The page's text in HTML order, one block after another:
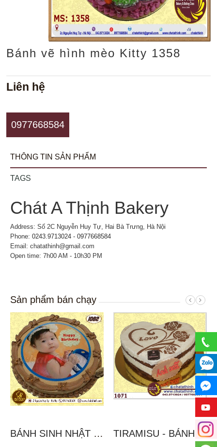
Bánh vẽ hình mèo Kitty 1358
Liên hệ
0977668584
THÔNG TIN SẢN PHẨM
TAGS
Chát A Thịnh Bakery
Address: Số 2C Nguyễn Huy Tự, Hai Bà Trưng, Hà Nội
Phone:0243.9713024 - 0977668584
Email: chatathinh@gmail.com
Open time: 7h00 AM - 10h30 PM
Sản phẩm bán chạy
BÁNH SINH NHẬT IN... TIRAMISU - BÁNH TẶNG...